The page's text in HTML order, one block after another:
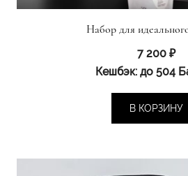
Набор для
7 200 ₽
Кешбэк:до 504
В КОРЗИНУ